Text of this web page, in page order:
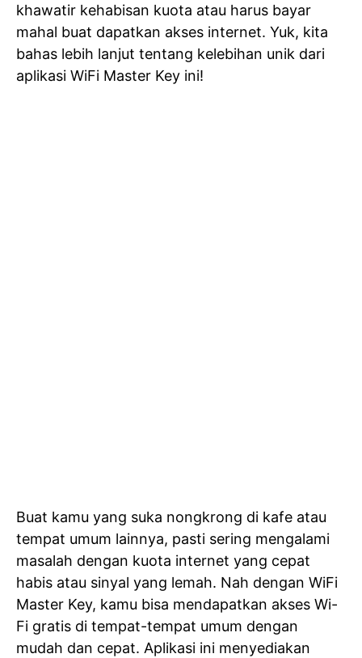
khawatir kehabisan kuota atau harus bayar
mahal buat dapatkan akses internet. Yuk, kita
bahas lebih lanjut tentang kelebihan unik dari
aplikasi WiFi Master Key ini!
Buat kamu yang suka nongkrong di kafe atau
tempat umum lainnya, pasti sering mengalami
masalah dengan kuota internet yang cepat
habis atau sinyal yang lemah. Nah dengan WiFi
Master Key, kamu bisa mendapatkan akses Wi-
Fi gratis di tempat-tempat umum dengan
mudah dan cepat. Aplikasi ini menyediakan